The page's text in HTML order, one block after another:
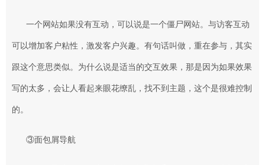
一个网站如果没有互动，可以说是一个僵尸网站。与访客互动
可以增加客户粘性，激发客户兴趣。有句话叫做，重在参与，其实
跟这个意思类似。为什么说是适当的交互效果，那是因为如果效果
写的太多，会让人看起来眼花缭乱，找不到主题，这个是很难控制
的。
③面包屑导航